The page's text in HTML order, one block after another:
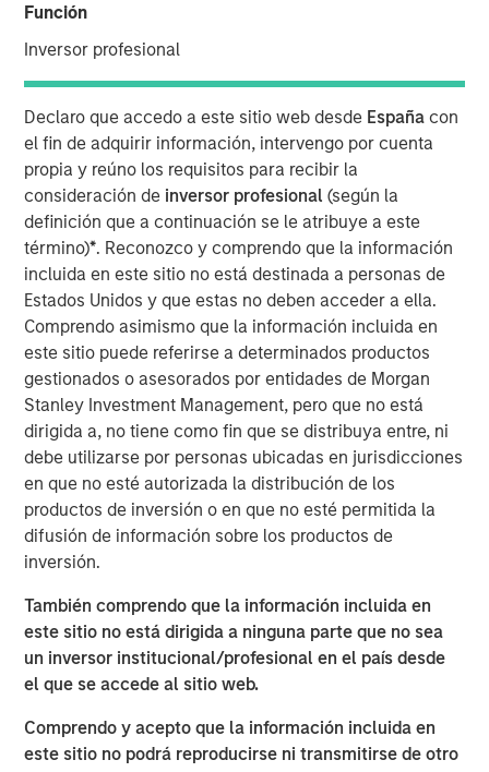
Función
Inversor profesional
Declaro que accedo a este sitio web desde España con
el fin de adquirir información, intervengo por cuenta
propia y reúno los requisitos para recibir la
consideración de inversor profesional(según la
definición que a continuación se le atribuye a este
término)*. Reconozco y comprendo que la información
incluida en este sitio no está destinada a personas de
Estados Unidos y que estas no deben acceder a ella.
Comprendo asimismo que la información incluida en
este sitio puede referirse a determinados productos
gestionados o asesorados por entidades de Morgan
Stanley Investment Management, pero que no está
dirigida a, no tiene como fin que se distribuya entre, ni
debe utilizarse por personas ubicadas en jurisdicciones
en que no esté autorizada la distribución de los
productos de inversión o en que no esté permitida la
difusión de información sobre los productos de
inversión.
También comprendo que la información incluida en
este sitio no está dirigida a ninguna parte que no sea
un inversor institucional/profesional en el país desde
el que se accede al sitio web.
Comprendo y acepto que la información incluida en
este sitio no podrá reproducirse ni transmitirse de otro
strategy that focuses on fixed income plus sectors and
expands investor access to MSIM’s extensive global fixed
income investment capabilities. Strategic Income Fund is
currently registered in France, Germany, Italy, Ireland,
Japan, Luxemburg, Singapore, Spain, Switzerland and the
United Kingdom.
MS INVF Strategic Income Fund seeks to provide
diversified exposure to a broad spectrum of global fixed
income sectors with a focus on certain sectors that are
often underrepresented in traditional core portfolios. The
strategy is managed by Andrew Szczurowski, Justin
Bourgette and Brian Shaw, portfolio managers on MSIM’s
Mortgage and Securitized, High Yield and Emerging
Markets Debt teams, respectively. The Strategic Income
Fund is managed by the same team that manages the
U.S. Eaton Vance Strategic Income Fund, a U.S. registered
investment company.
“Introducing the Strategic Income fund to the MS INVF
umbrella is a natural next step as we continue to expand
our global fixed income footprint with a focus on
addressing investor needs,” said Vittorio Ambrogi, Head of
International Wealth and Global Head of Financial
Institutions at Morgan Stanley Investment Management.
“We believe that this fund brings together the best
investment ideas sourced from across our established
and deeply resourced global fixed income platform and
considers changing market dynamics like heightened
volatility, ongoing geopolitical risks and inflationary